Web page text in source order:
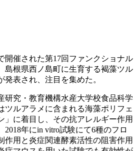
開催された第17回ファンクショナル
島根県西ノ島町に生育する褐藻ツル
表され、注目を集めた。
研究・教育機構水産大学校食品科学
ツルアラメに含まれる海藻ポリフェ
」に着目し、その抗アレルギー作用
年にin vitro試験にて6種のフロ
作用と炎症関連酵素活性の阻害作用